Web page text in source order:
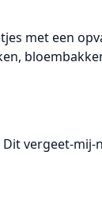
met een
Ditvergeet-mij-